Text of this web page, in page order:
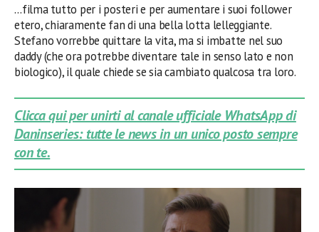
…filma tutto per i posteri e per aumentare i suoi follower
etero, chiaramente fan di una bella lotta lelleggiante.
Stefano vorrebbe quittare la vita, ma si imbatte nel suo
daddy (che ora potrebbe diventare tale in senso lato e non
biologico), il quale chiede se sia cambiato qualcosa tra loro.
Clicca qui per unirti al canale ufficiale WhatsApp di
Daninseries: tutte le news in un unico posto sempre
con te.